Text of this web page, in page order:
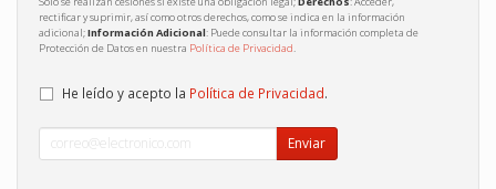
rectificar y suprimir, así como otros derechos, como se indica en la información
adicional;Información Adicional: Puede consultar la información completa de
Protección de Datos en nuestra Política de Privacidad
He leído y acepto la Política de Privacidad.
Enviar